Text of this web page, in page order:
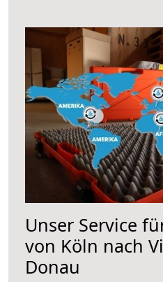
Unser Service
von Köln nach
Donau